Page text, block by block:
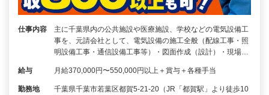
仕事内容
主に千葉県内の公共施設や医療施設、学校などの電気設備工
事を、元請会社として、電気設備の施工全般（配線工事・照
明設備工事・通信設備工事等）・図面作成（設計）・現場…
給与 月給370,000円〜550,000円以上＋賞与＋各種手当
勤務地
千葉県千葉市若葉区都賀5-21-20（JR「都賀駅」より徒歩10